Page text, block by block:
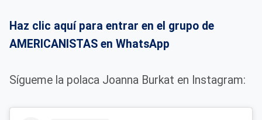
Haz clic aquí para entrar en el grupo de
AMERICANISTAS en WhatsApp
Sígueme la polaca Joanna Burkat en Instagram: